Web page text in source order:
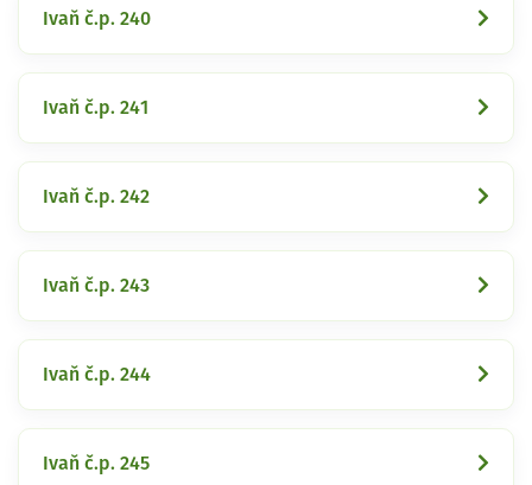
Ivaň č.p. 240
Ivaň č.p. 241
Ivaň č.p. 242
Ivaň č.p. 243
Ivaň č.p. 244
Ivaň č.p. 245